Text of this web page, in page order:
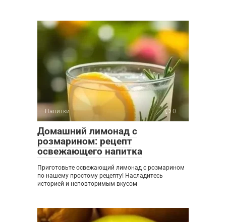
Напитки 0
Домашний лимонад с
розмарином: рецепт
освежающего напитка
Приготовьте освежающий лимонад с розмарином
по нашему простому рецепту! Насладитесь
историей и неповторимым вкусом